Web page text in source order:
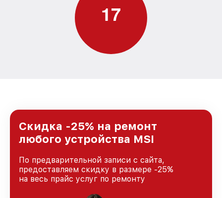
17
Скидка -25% на ремонт
любого устройства MSI
По предварительной записи с сайта,
предоставляем скидку в размере -25%
на весь прайс услуг по ремонту